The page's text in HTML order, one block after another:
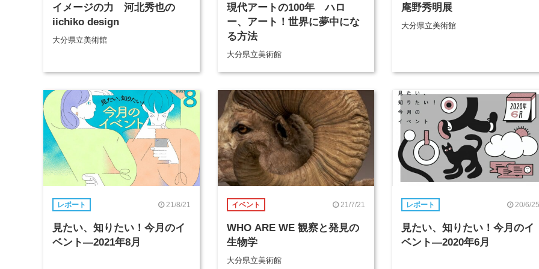
イメージの力 河北秀也の
iichiko design
大分県立美術館
現代アートの100年 ハロ
ー、アート！世界に夢中にな
る方法
大分県立美術館
庵野秀明展
大分県立美術館
レポート 21/8/21
見たい、知りたい！今月のイ
ベント―2021年8月
イベント 21/7/21
WHO ARE WE 観察と発見の
生物学
大分県立美術館
レポート 20/6/25
見たい、知りたい！今月のイ
ベント―2020年6月